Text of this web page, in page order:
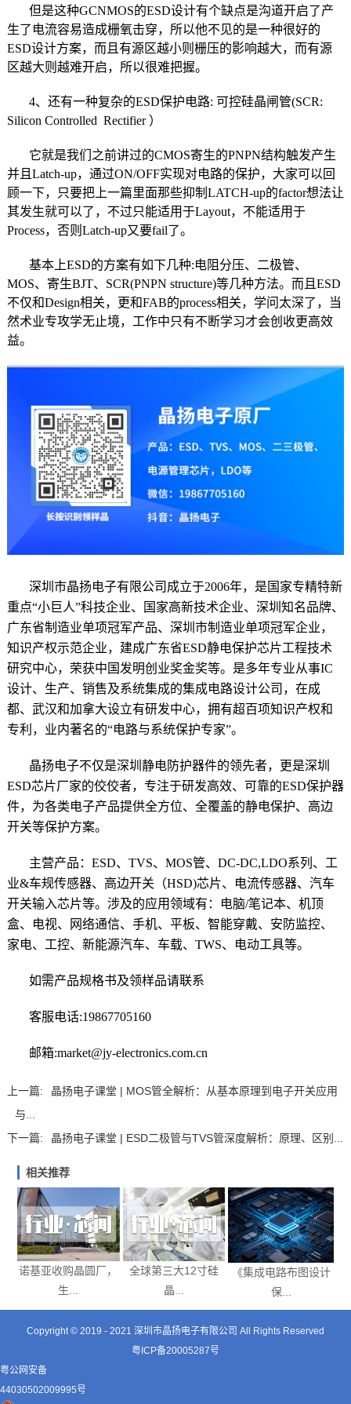
但是这种GCNMOS的ESD设计有个缺点是沟道开启了产
生了电流容易造成栅氧击穿，所以他不见的是一种很好的
ESD设计方案，而且有源区越小则栅压的影响越大，而有源
区越大则越难开启，所以很难把握。
4、还有一种复杂的ESD保护电路: 可控硅晶闸管(SCR:
Silicon Controlled Rectifier ）
它就是我们之前讲过的CMOS寄生的PNPN结构触发产生
并且Latch-up，通过ON/OFF实现对电路的保护，大家可以回
顾一下，只要把上一篇里面那些抑制LATCH-up的factor想法让
其发生就可以了，不过只能适用于Layout，不能适用于
Process，否则Latch-up又要fail了。
基本上ESD的方案有如下几种:电阻分压、二极管、
MOS、寄生BJT、SCR(PNPN structure)等几种方法。而且ESD
不仅和Design相关，更和FAB的process相关，学问太深了，当
然术业专攻学无止境，工作中只有不断学习才会创收更高效
益。
深圳市晶扬电子有限公司 成立于2006年，是国家专精特新
重点“小巨人”科技企业、 国家高新技术企业、深圳知名品牌、
广东省制造业单项冠军产品、深圳市制造业单项冠军企业，
知识产权示范企业，建成广东省ESD静电保护芯片工程技术
研究中心，荣获中国发明创业奖金奖等。是多年专业从事IC
设计、生产、销售及系统集成的集成电路设计公司 ，在成
都、武汉和加拿大设立有研发中心，拥有超百项知识产权和
专利，业内著名的“电路与系统保护专家”。
晶扬电子不仅是深圳静电防护器件的领先者，更是深圳
ESD芯片厂家的佼佼者，专注于研发高效、可靠的ESD保护器
件，为各类电子产品提供全方位、全覆盖的静电保护、高边
开关等保护方案。
主营产品： ESD、TVS、MOS管、DC-DC,LDO系列、工
业&车规传感器、高边开关（HSD)芯片、电流传感器、汽车
开关输入芯片等。 涉及的应用领域有：电脑/笔记本、机顶
盒、电视、网络通信、手机、平板、智能穿戴、安防监控、
家电、工控、 新能源汽车、车载、TWS、电动工具等。
如需产品规格书及领样品请联系
客服电话:19867705160
邮箱:market@jy-electronics.com.cn
上一篇:
晶扬电子课堂 | MOS管全解析：从基本原理到电子开关应用
与...
下一篇:
晶扬电子课堂 | ESD二极管与TVS管深度解析：原理、区别...
相关推荐
诺基亚收购晶圆厂，
生...
全球第三大12寸硅
晶...
《集成电路布图设计
保...
Copyright © 2019 - 2021 深圳市晶扬电子有限公司 All Rights Reserved
粤ICP备20005287号
粤公网安备
44030502009995号